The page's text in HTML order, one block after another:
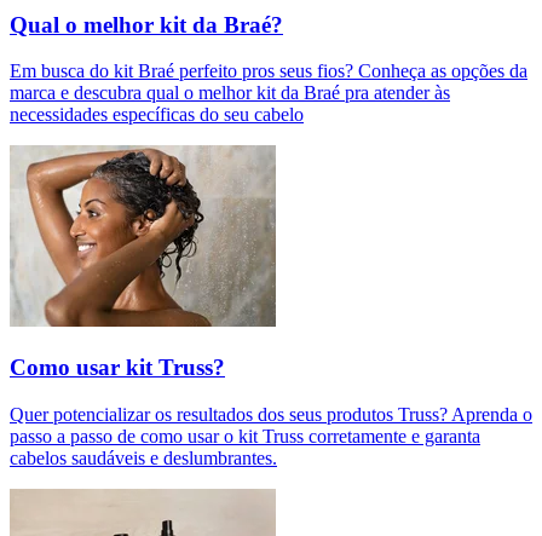
Qual o melhor kit da Braé?
Em busca do kit Braé perfeito pros seus fios? Conheça as opções da
marca e descubra qual o melhor kit da Braé pra atender às
necessidades específicas do seu cabelo
Como usar kit Truss?
Quer potencializar os resultados dos seus produtos Truss? Aprenda o
passo a passo de como usar o kit Truss corretamente e garanta
cabelos saudáveis e deslumbrantes.